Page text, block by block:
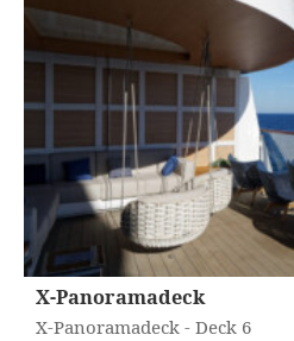
X-Panoramadeck
X-Panoramadeck - Deck 6